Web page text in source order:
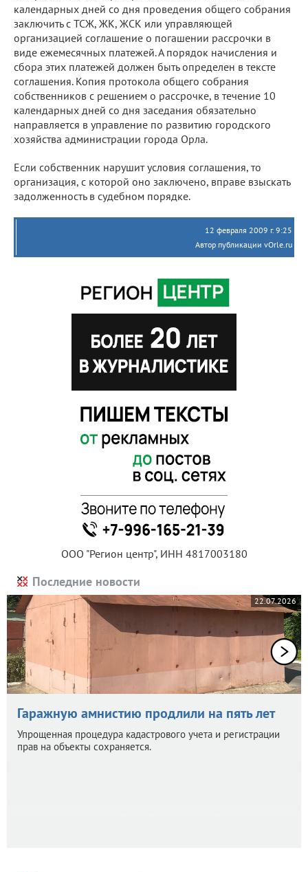
календарных дней со дня проведения общего собрания
заключить с ТСЖ, ЖК, ЖСК или управляющей
организацией соглашение о погашении рассрочки в
виде ежемесячных платежей. А порядок начисления и
сбора этих платежей должен быть определен в тексте
соглашения. Копия протокола общего собрания
собственников с решением о рассрочке, в течение 10
календарных дней со дня заседания обязательно
направляется в управление по развитию городского
хозяйства администрации города Орла.
Если собственник нарушит условия соглашения, то
организация, с которой оно заключено, вправе взыскать
задолженность в судебном порядке.
12 февраля 2009 г. 9:25
Автор публикации vOrle.ru
ООО "Регион центр", ИНН 4817003180
Последние новости
22.07.2026
Гаражную амнистию продлили на пять лет
Упрощенная процедура кадастрового учета и регистрации
прав на объекты сохраняется.